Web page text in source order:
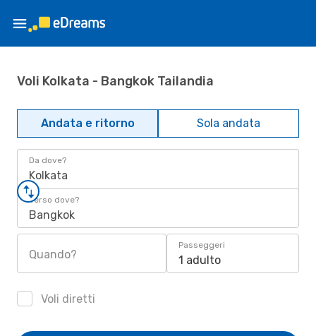
Voli Kolkata - Bangkok Tailandia
Andata e ritorno Sola andata
Da dove?
Kolkata
Verso dove?
Bangkok
Quando?
Passeggeri
1 adulto
Voli diretti